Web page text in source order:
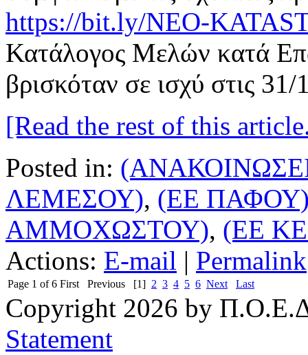
https://bit.ly/NEO-
Κατάλογος Μελών κατά
βρισκόταν σε ισχύ στις
[Read the rest of this
Posted in:
ΛΕΜΕΣΟΥ), (ΕΕ
ΑΜΜΟΧΩΣΤΟΥ), (ΕΕ
Actions: E-mail | Permalink
Page 1 of 6 First Previous [1] 2 3 4 5 6 Next Last
Copyright 2026 by
Statement